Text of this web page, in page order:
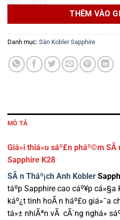
THÊM VÀO
Danh mục: Sàn Kobler Sapphire
MÔ TẢ
Giá»i thiá»u sáº£n pháº©m
Sapphire K28
SÃ n Tháº¡ch Anh Kobler
táº­p Sapphire cao cáº¥p cá»§a
káº¿t tinh hoÃ n háº£o giá»¯a
tá»± nhiÃªn vÃ cÃ´ng nghá»